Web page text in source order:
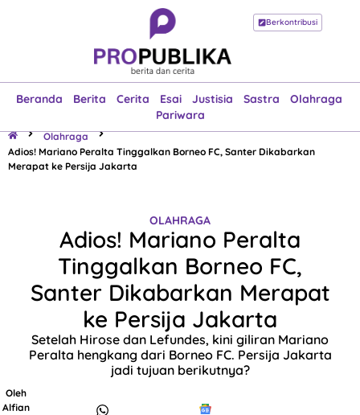
Berkontribusi
Beranda Berita Cerita Esai Justisia Sastra
Olahraga
Pariwara
Beranda
Esai
Justisia
Sastra
Olahraga
Pariwara
Olahraga
Adios! Mariano Peralta Tinggalkan Borneo FC, Santer Dikabarkan
Merapat ke Persija Jakarta
OLAHRAGA
Adios! Mariano Peralta
Tinggalkan Borneo FC,
Santer Dikabarkan Merapat
ke Persija Jakarta
Setelah Hirose dan Lefundes, kini giliran Mariano
Peralta hengkang dari Borneo FC. Persija Jakarta
jadi tujuan berikutnya?
Oleh
Alfian